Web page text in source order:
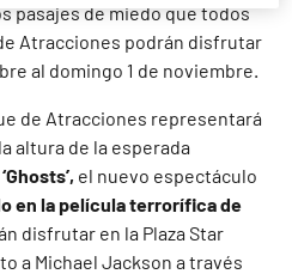
pasajes de miedo que todos
Atracciones podrán disfrutar
al domingo 1 de noviembre.
de Atracciones representará
altura de la esperada
‘Ghosts’, el nuevo espectáculo
en la película terrorífica de
disfrutar en la Plaza Star
a Michael Jackson a través